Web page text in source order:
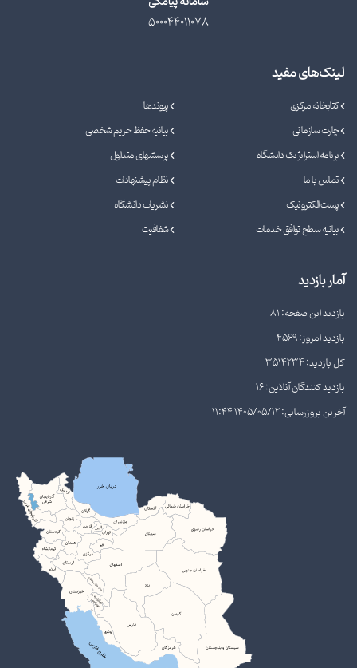
500044011078
لینک‌های مفید
کتابخانه مرکزی
پیوندها
چارت سازمانی
بیانیه حفظ حریم شخصی
برنامه استراتژیک دانشگاه
پرسشهای متداول
تماس با ما
نظام پیشنهادات
پست الکترونیک
نشریات دانشگاه
بیانیه سطح توافق خدمات
شفافیت
آمار بازدید
بازدید این صفحه: 81
بازدید امروز: 4569
کل بازدید: 3514234
بازدید کنندگان آنلاین: 16
آخرین بروزرسانی: 1405/05/12 11:44